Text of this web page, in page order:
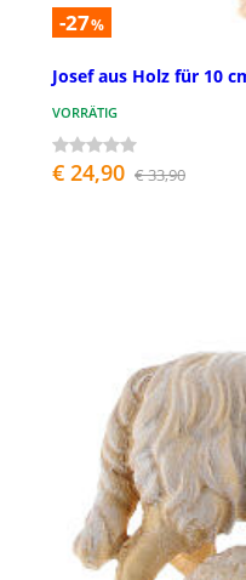
-27%
Josef aus Holz für 10
VORRÄTIG
€ 24,90 € 33,90